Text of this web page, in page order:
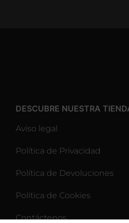
DESCUBRE NUESTRA
Aviso legal
Política de Privacidad
Política de Devoluciones
Política de Cookies
Contáctenos